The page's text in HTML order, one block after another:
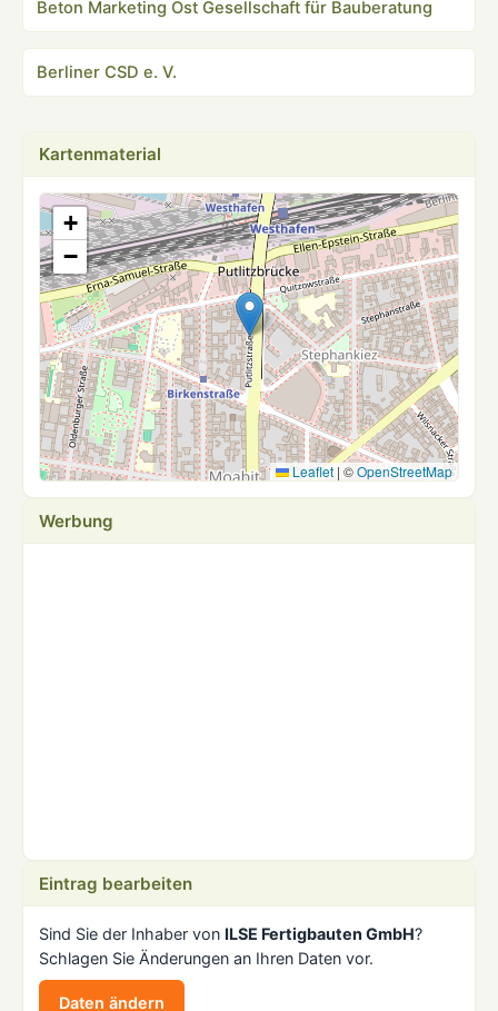
Beton Marketing Ost Gesellschaft für Bauberatung
Berliner CSD e. V.
Kartenmaterial
+
−
Leaflet | ©OpenStreetMap
Werbung
Eintrag bearbeiten
Sind Sie der Inhaber von ILSE Fertigbauten GmbH?
Schlagen Sie Änderungen an Ihren Daten vor.
Daten ändern